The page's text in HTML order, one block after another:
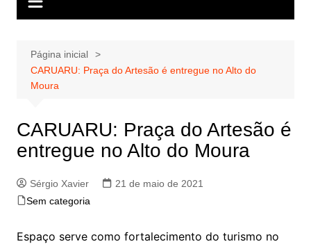
Página inicial
CARUARU: Praça do Artesão é entregue no Alto do
Moura
CARUARU: Praça do Artesão é
entregue no Alto do Moura
Sérgio Xavier
21 de maio de 2021
Sem categoria
Espaço serve como fortalecimento do turismo no